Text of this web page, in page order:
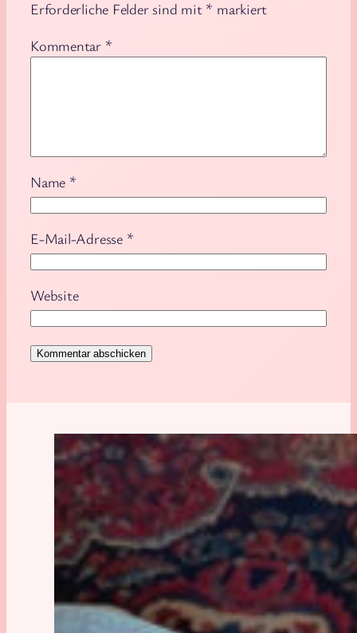
Erforderliche Felder sind mit * markiert
Kommentar *
Name *
E-Mail-Adresse *
Website